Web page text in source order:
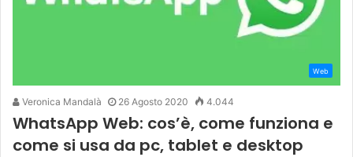
Web
Veronica Mandalà 26 Agosto 2020 4.044
WhatsApp Web: cos’è, come funziona e
come si usa da pc, tablet e desktop